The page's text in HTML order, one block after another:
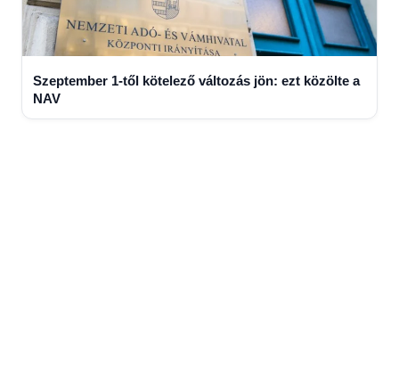
Szeptember 1-től kötelező változás jön: ezt közölte a
NAV